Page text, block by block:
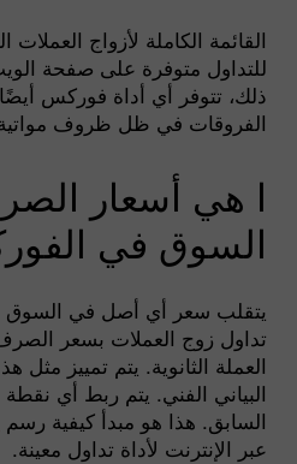
القائمة الكاملة لأزواج
للتداول متوفرة على صفحة
ذلك، تتوفر أي أداة فوركس
الفروقات في ظل ظروف
ا هي أسعار
السوق في
يتقلب سعر أي أصل في السوق
تداول زوج العملات بسعر
العملة الثانوية. يتم تمييز
البياني الفني. يتم ربط أي نقطة
السابق. هذا هو مبدأ كيفية رسم
عبر الإنترنت لأداة تداول معينة.